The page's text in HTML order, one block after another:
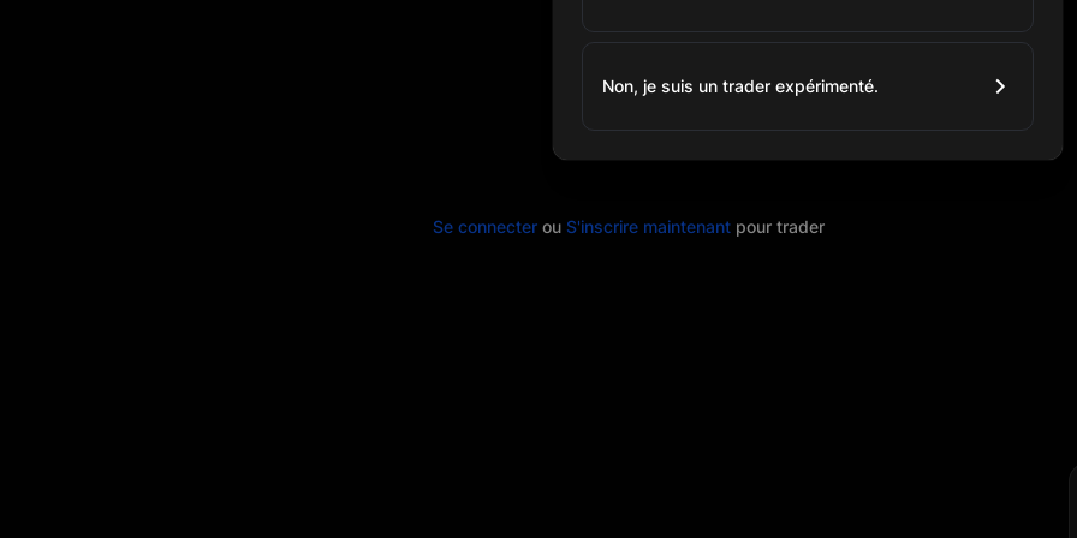
Se connecter ou S'inscrire maintenant pour trader
Non, je suis un trader expérimenté.